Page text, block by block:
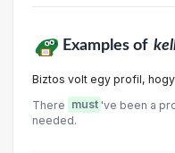
Examples of
Biztos volt egy profil,
There must 've been a
needed.